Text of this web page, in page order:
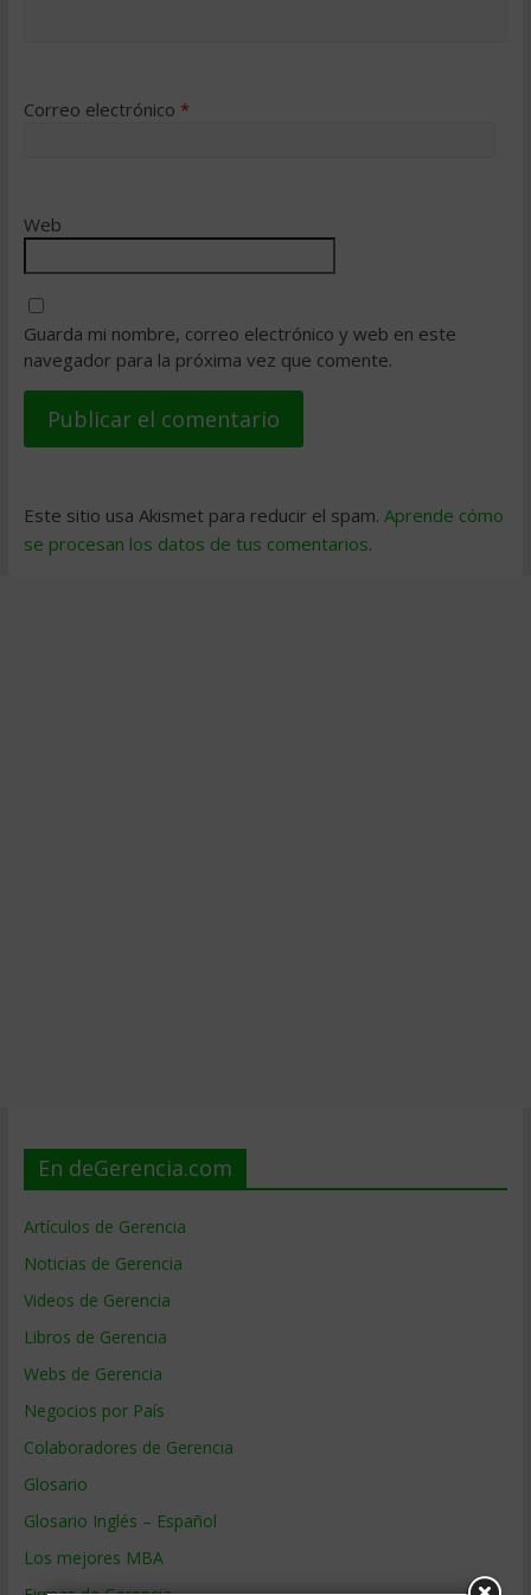
Correo electrónico *
Web
Guarda mi nombre, correo electrónico y web en este
navegador para la próxima vez que comente.
Este sitio usa Akismet para reducir el spam. Aprende cómo
se procesan los datos de tus comentarios.
En deGerencia.com
Artículos de Gerencia
Noticias de Gerencia
Videos de Gerencia
Libros de Gerencia
Webs de Gerencia
Negocios por País
Colaboradores de Gerencia
Glosario
Glosario Inglés – Español
Los mejores MBA